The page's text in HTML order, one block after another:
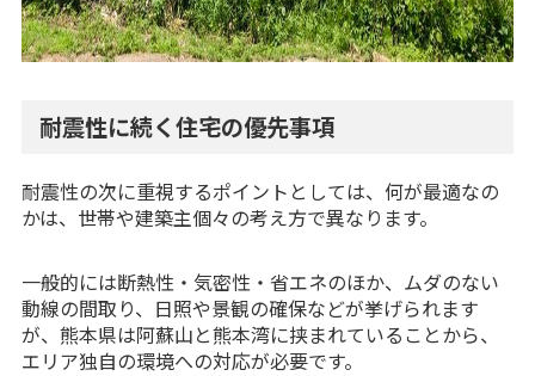
耐震性に続く住宅の優先事項
耐震性の次に重視するポイントとしては、何が最適なの
かは、世帯や建築主個々の考え方で異なります。
一般的には断熱性・気密性・省エネのほか、ムダのない
動線の間取り、日照や景観の確保などが挙げられます
が、熊本県は阿蘇山と熊本湾に挟まれていることから、
エリア独自の環境への対応が必要です。